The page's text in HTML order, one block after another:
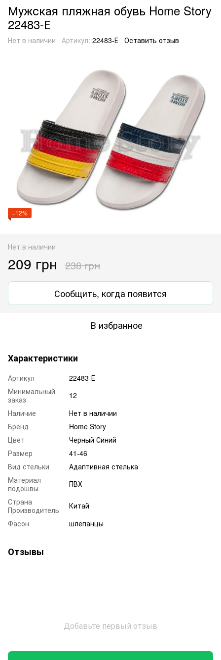
Мужская пляжная обувь Home Story
22483-Е
Нет в наличии Артикул: 22483-Е Оставить отзыв
−12%
Нет в наличии
209 грн 238 грн
Сообщить, когда появится
В избранное
Характеристики
Артикул
22483-Е
Минимальный
заказ
12
Наличие
Нет в наличии
Бренд
Home Story
Цвет
Черный Синий
Размер
41-46
Вид стельки
Адаптивная стелька
Материал
подошвы
ПВХ
Страна
Производитель
Китай
Фасон
шлепанцы
Отзывы
Добавьте первый отзыв